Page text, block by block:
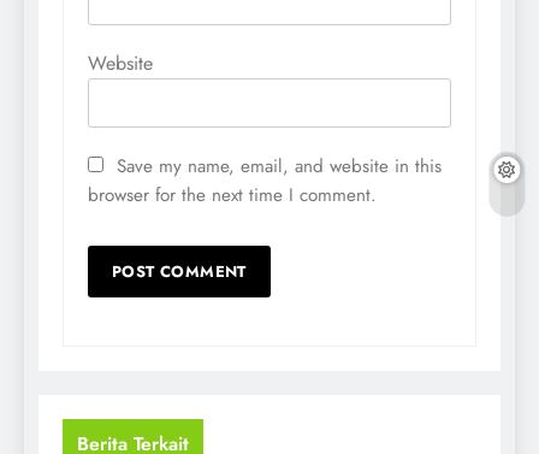
Website
Save my name, email, and website in this
browser for the next time I comment.
Berita Terkait